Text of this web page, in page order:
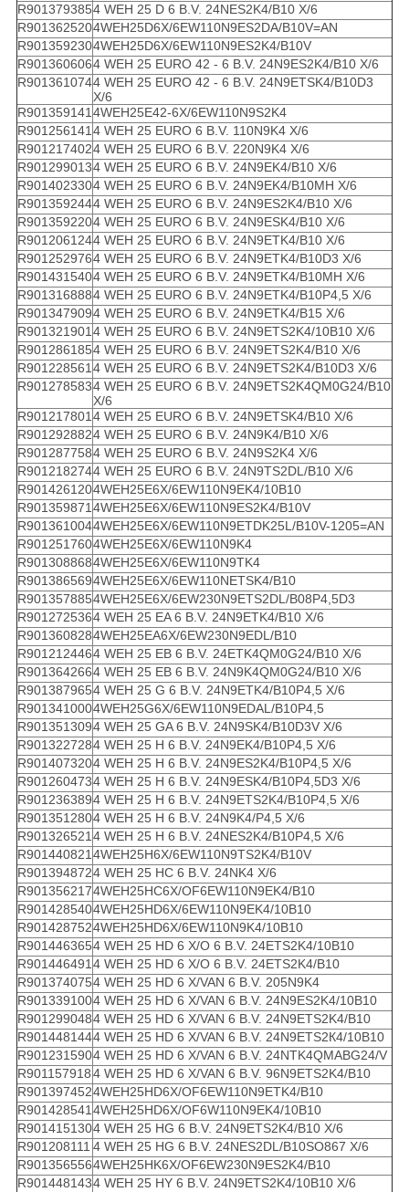
R9013793854 WEH 25 D 6 B.V. 24NES2K4/B10 X/6
R9013625204WEH25D6X/6EW110N9ES2DA/B10V=AN
R9013592304WEH25D6X/6EW110N9ES2K4/B10V
R9013606064 WEH 25 EURO 42 - 6 B.V. 24N9ES2K4/B10 X/6
R9013610744 WEH 25 EURO 42 - 6 B.V. 24N9ETSK4/B10D3
X/6
R9013591414WEH25E42-6X/6EW110N9S2K4
R9012561414 WEH 25 EURO 6 B.V. 110N9K4 X/6
R9012174024 WEH 25 EURO 6 B.V. 220N9K4 X/6
R9012990134 WEH 25 EURO 6 B.V. 24N9EK4/B10 X/6
R9014023304 WEH 25 EURO 6 B.V. 24N9EK4/B10MH X/6
R9013592444 WEH 25 EURO 6 B.V. 24N9ES2K4/B10 X/6
R9013592204 WEH 25 EURO 6 B.V. 24N9ESK4/B10 X/6
R9012061244 WEH 25 EURO 6 B.V. 24N9ETK4/B10 X/6
R9012529764 WEH 25 EURO 6 B.V. 24N9ETK4/B10D3 X/6
R9014315404 WEH 25 EURO 6 B.V. 24N9ETK4/B10MH X/6
R9013168884 WEH 25 EURO 6 B.V. 24N9ETK4/B10P4,5 X/6
R9013479094 WEH 25 EURO 6 B.V. 24N9ETK4/B15 X/6
R9013219014 WEH 25 EURO 6 B.V. 24N9ETS2K4/10B10 X/6
R9012861854 WEH 25 EURO 6 B.V. 24N9ETS2K4/B10 X/6
R9012285614 WEH 25 EURO 6 B.V. 24N9ETS2K4/B10D3 X/6
R9012785834 WEH 25 EURO 6 B.V. 24N9ETS2K4QM0G24/B10
X/6
R9012178014 WEH 25 EURO 6 B.V. 24N9ETSK4/B10 X/6
R9012928824 WEH 25 EURO 6 B.V. 24N9K4/B10 X/6
R9012877584 WEH 25 EURO 6 B.V. 24N9S2K4 X/6
R9012182744 WEH 25 EURO 6 B.V. 24N9TS2DL/B10 X/6
R9014261204WEH25E6X/6EW110N9EK4/10B10
R9013598714WEH25E6X/6EW110N9ES2K4/B10V
R9013610044WEH25E6X/6EW110N9ETDK25L/B10V-1205=AN
R9012517604WEH25E6X/6EW110N9K4
R9013088684WEH25E6X/6EW110N9TK4
R9013865694WEH25E6X/6EW110NETSK4/B10
R9013578854WEH25E6X/6EW230N9ETS2DL/B08P4,5D3
R9012725364 WEH 25 EA 6 B.V. 24N9ETK4/B10 X/6
R9013608284WEH25EA6X/6EW230N9EDL/B10
R9012124464 WEH 25 EB 6 B.V. 24ETK4QM0G24/B10 X/6
R9013642664 WEH 25 EB 6 B.V. 24N9K4QM0G24/B10 X/6
R9013879654 WEH 25 G 6 B.V. 24N9ETK4/B10P4,5 X/6
R9013410004WEH25G6X/6EW110N9EDAL/B10P4,5
R9013513094 WEH 25 GA 6 B.V. 24N9SK4/B10D3V X/6
R9013227284 WEH 25 H 6 B.V. 24N9EK4/B10P4,5 X/6
R9014073204 WEH 25 H 6 B.V. 24N9ES2K4/B10P4,5 X/6
R9012604734 WEH 25 H 6 B.V. 24N9ESK4/B10P4,5D3 X/6
R9012363894 WEH 25 H 6 B.V. 24N9ETS2K4/B10P4,5 X/6
R9013512804 WEH 25 H 6 B.V. 24N9K4/P4,5 X/6
R9013265214 WEH 25 H 6 B.V. 24NES2K4/B10P4,5 X/6
R9014408214WEH25H6X/6EW110N9TS2K4/B10V
R9013948724 WEH 25 HC 6 B.V. 24NK4 X/6
R9013562174WEH25HC6X/OF6EW110N9EK4/B10
R9014285404WEH25HD6X/6EW110N9EK4/10B10
R9014287524WEH25HD6X/6EW110N9K4/10B10
R9014463654 WEH 25 HD 6 X/O 6 B.V. 24ETS2K4/10B10
R9014464914 WEH 25 HD 6 X/O 6 B.V. 24ETS2K4/B10
R9013740754 WEH 25 HD 6 X/VAN 6 B.V. 205N9K4
R9013391004 WEH 25 HD 6 X/VAN 6 B.V. 24N9ES2K4/10B10
R9012990484 WEH 25 HD 6 X/VAN 6 B.V. 24N9ETS2K4/B10
R9014481444 WEH 25 HD 6 X/VAN 6 B.V. 24N9ETS2К4/10B10
R9012315904 WEH 25 HD 6 X/VAN 6 B.V. 24NTK4QMABG24/V
R9011579184 WEH 25 HD 6 X/VAN 6 B.V. 96N9ETS2K4/B10
R9013974524WEH25HD6X/OF6EW110N9ETK4/B10
R9014285414WEH25HD6X/OF6W110N9EK4/10B10
R9014151304 WEH 25 HG 6 B.V. 24N9ETS2K4/B10 X/6
R901208111 4 WEH 25 HG 6 B.V. 24NES2DL/B10SO867 X/6
R9013565564WEH25HK6X/OF6EW230N9ES2K4/B10
R9014481434 WEH 25 HY 6 B.V. 24N9ETS2K4/10B10 X/6